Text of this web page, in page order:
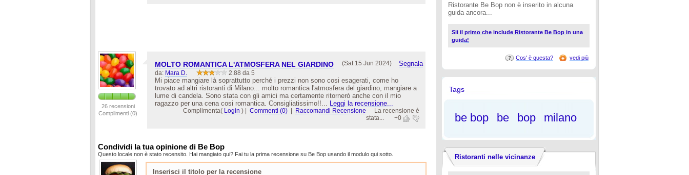
26 recensioni
Complimenti (0)
MOLTO ROMANTICA L'ATMOSFERA NEL GIARDINO (Sat 15 Jun 2024) Segnala
da: Mara D. 2.88 da 5
Mi piace mangiare là soprattutto perché i prezzi non sono cosi esagerati, come ho
trovato ad altri ristoranti di Milano... molto romantica l'atmosfera del giardino, mangiare a
lume di candela. Sono stata con gli amici ma certamente ritornerò anche con il mio
ragazzo per una cena cosi romantica. Consigliatissimo!!...
Leggi la recensione...
Complimenta( Login ) Commenti (0) Raccomandi Recensione
La recensione è
stata...
+0
Condividi la tua opinione di Be Bop
Questo locale non è stato recensito. Hai mangiato qui? Fai tu la prima recensione su Be Bop usando il modulo qui sotto.
Ristorante Be Bop non è inserito in alcuna
guida ancora...
Sii il primo che include Ristorante Be Bop in una
guida!
Cos' è questa? vedi più
Tags
be bop be bop milano
Ristoranti nelle vicinanze